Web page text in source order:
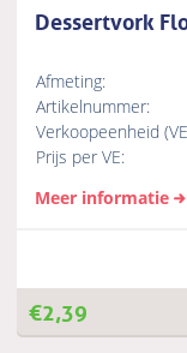
Dessertvork
Afmeting:
Artikelnummer:
Verkoopeenheid
Prijs per VE:
Meer informatie
€2,39